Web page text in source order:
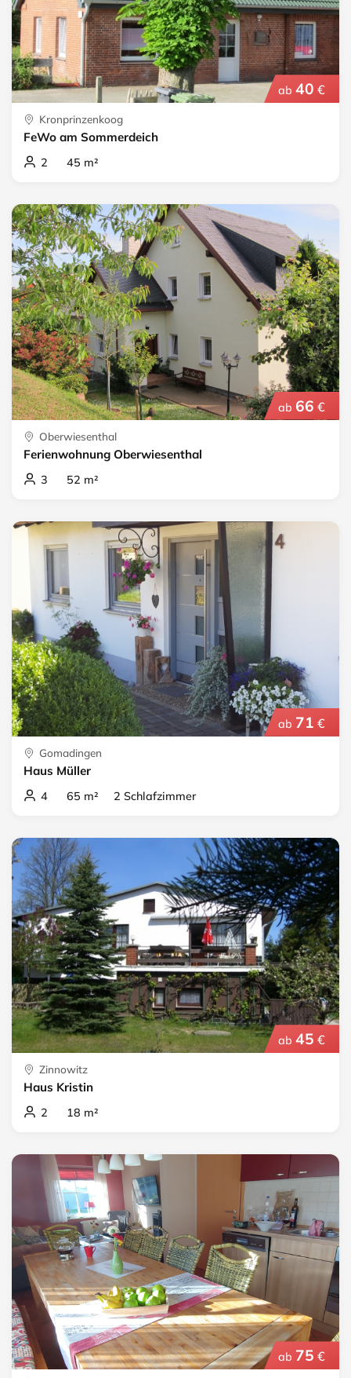
ab 40 €
Kronprinzenkoog
FeWo am Sommerdeich
2 45 m²
ab 66 €
Oberwiesenthal
Ferienwohnung Oberwiesenthal
3 52 m²
ab 71 €
Gomadingen
Haus Müller
4 65 m² 2 Schlafzimmer
ab 45 €
Zinnowitz
Haus Kristin
2 18 m²
ab 75 €